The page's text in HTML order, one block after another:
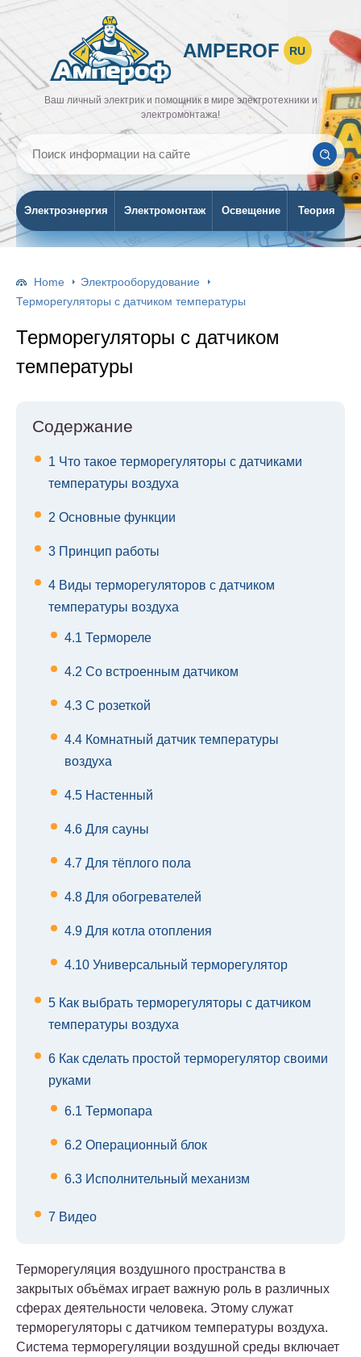
AMPEROF RU
Ваш личный электрик и помощник в мире электротехники и
электромонтажа!
Электроэнергия Электромонтаж Освещение Теория
Home
Электрооборудование
Терморегуляторы с датчиком температуры
Терморегуляторы с датчиком
температуры
Содержание
1 Что такое терморегуляторы с датчиками
температуры воздуха
2 Основные функции
3 Принцип работы
4 Виды терморегуляторов с датчиком
температуры воздуха
4.1 Термореле
4.2 Со встроенным датчиком
4.3 С розеткой
4.4 Комнатный датчик температуры
воздуха
4.5 Настенный
4.6 Для сауны
4.7 Для тёплого пола
4.8 Для обогревателей
4.9 Для котла отопления
4.10 Универсальный терморегулятор
5 Как выбрать терморегуляторы с датчиком
температуры воздуха
6 Как сделать простой терморегулятор своими
руками
6.1 Термопара
6.2 Операционный блок
6.3 Исполнительный механизм
7 Видео
Терморегуляция воздушного пространства в
закрытых объёмах играет важную роль в различных
сферах деятельности человека. Этому служат
терморегуляторы с датчиком температуры воздуха.
Система терморегуляции воздушной среды включает